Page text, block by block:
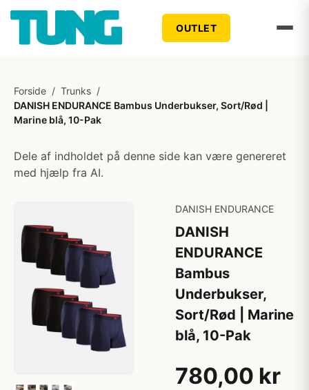
OUTLET
Forside / Trunks /
DANISH ENDURANCE Bambus Underbukser, Sort/Rød |
Marine blå, 10-Pak
Dele af indholdet på denne side kan være genereret
med hjælp fra AI.
DANISH ENDURANCE
DANISH
ENDURANCE
Bambus
Underbukser,
Sort/Rød | Marine
blå, 10-Pak
780,00 kr